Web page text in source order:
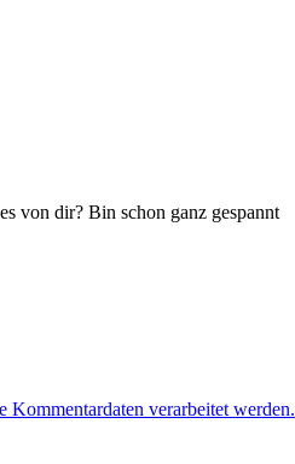
von dir? Bin schon ganz gespannt
Kommentardaten verarbeitet werden.